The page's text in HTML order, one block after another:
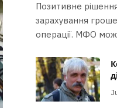
Позитивне
зарахування
операції. МФО